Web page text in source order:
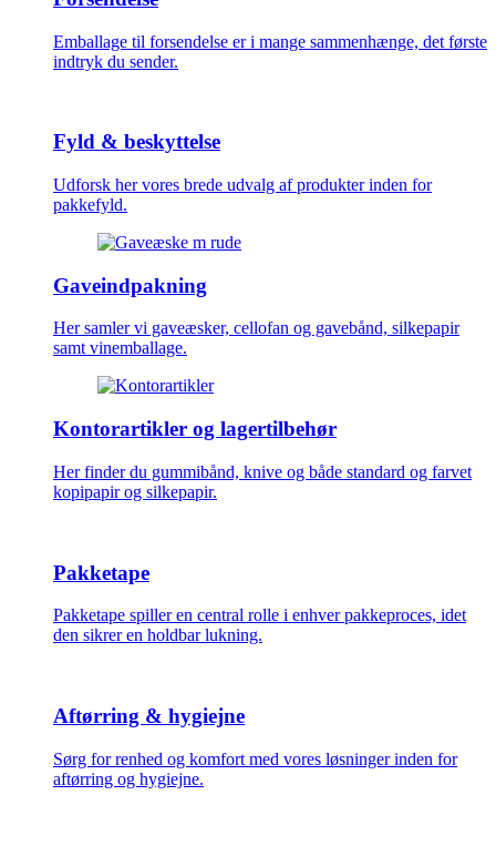
Emballage til forsendelse er i mange sammenhænge, det første
indtryk du sender.
Fyld & beskyttelse
Udforsk her vores brede udvalg af produkter inden for
pakkefyld.
Gaveindpakning
Her samler vi gaveæsker, cellofan og gavebånd, silkepapir
samt vinemballage.
Kontorartikler og lagertilbehør
Her finder du gummibånd, knive og både standard og farvet
kopipapir og silkepapir.
Pakketape
Pakketape spiller en central rolle i enhver pakkeproces, idet
den sikrer en holdbar lukning.
Aftørring & hygiejne
Sørg for renhed og komfort med vores løsninger inden for
aftørring og hygiejne.